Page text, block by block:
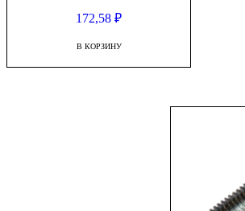
172,58₽
В КОРЗИНУ